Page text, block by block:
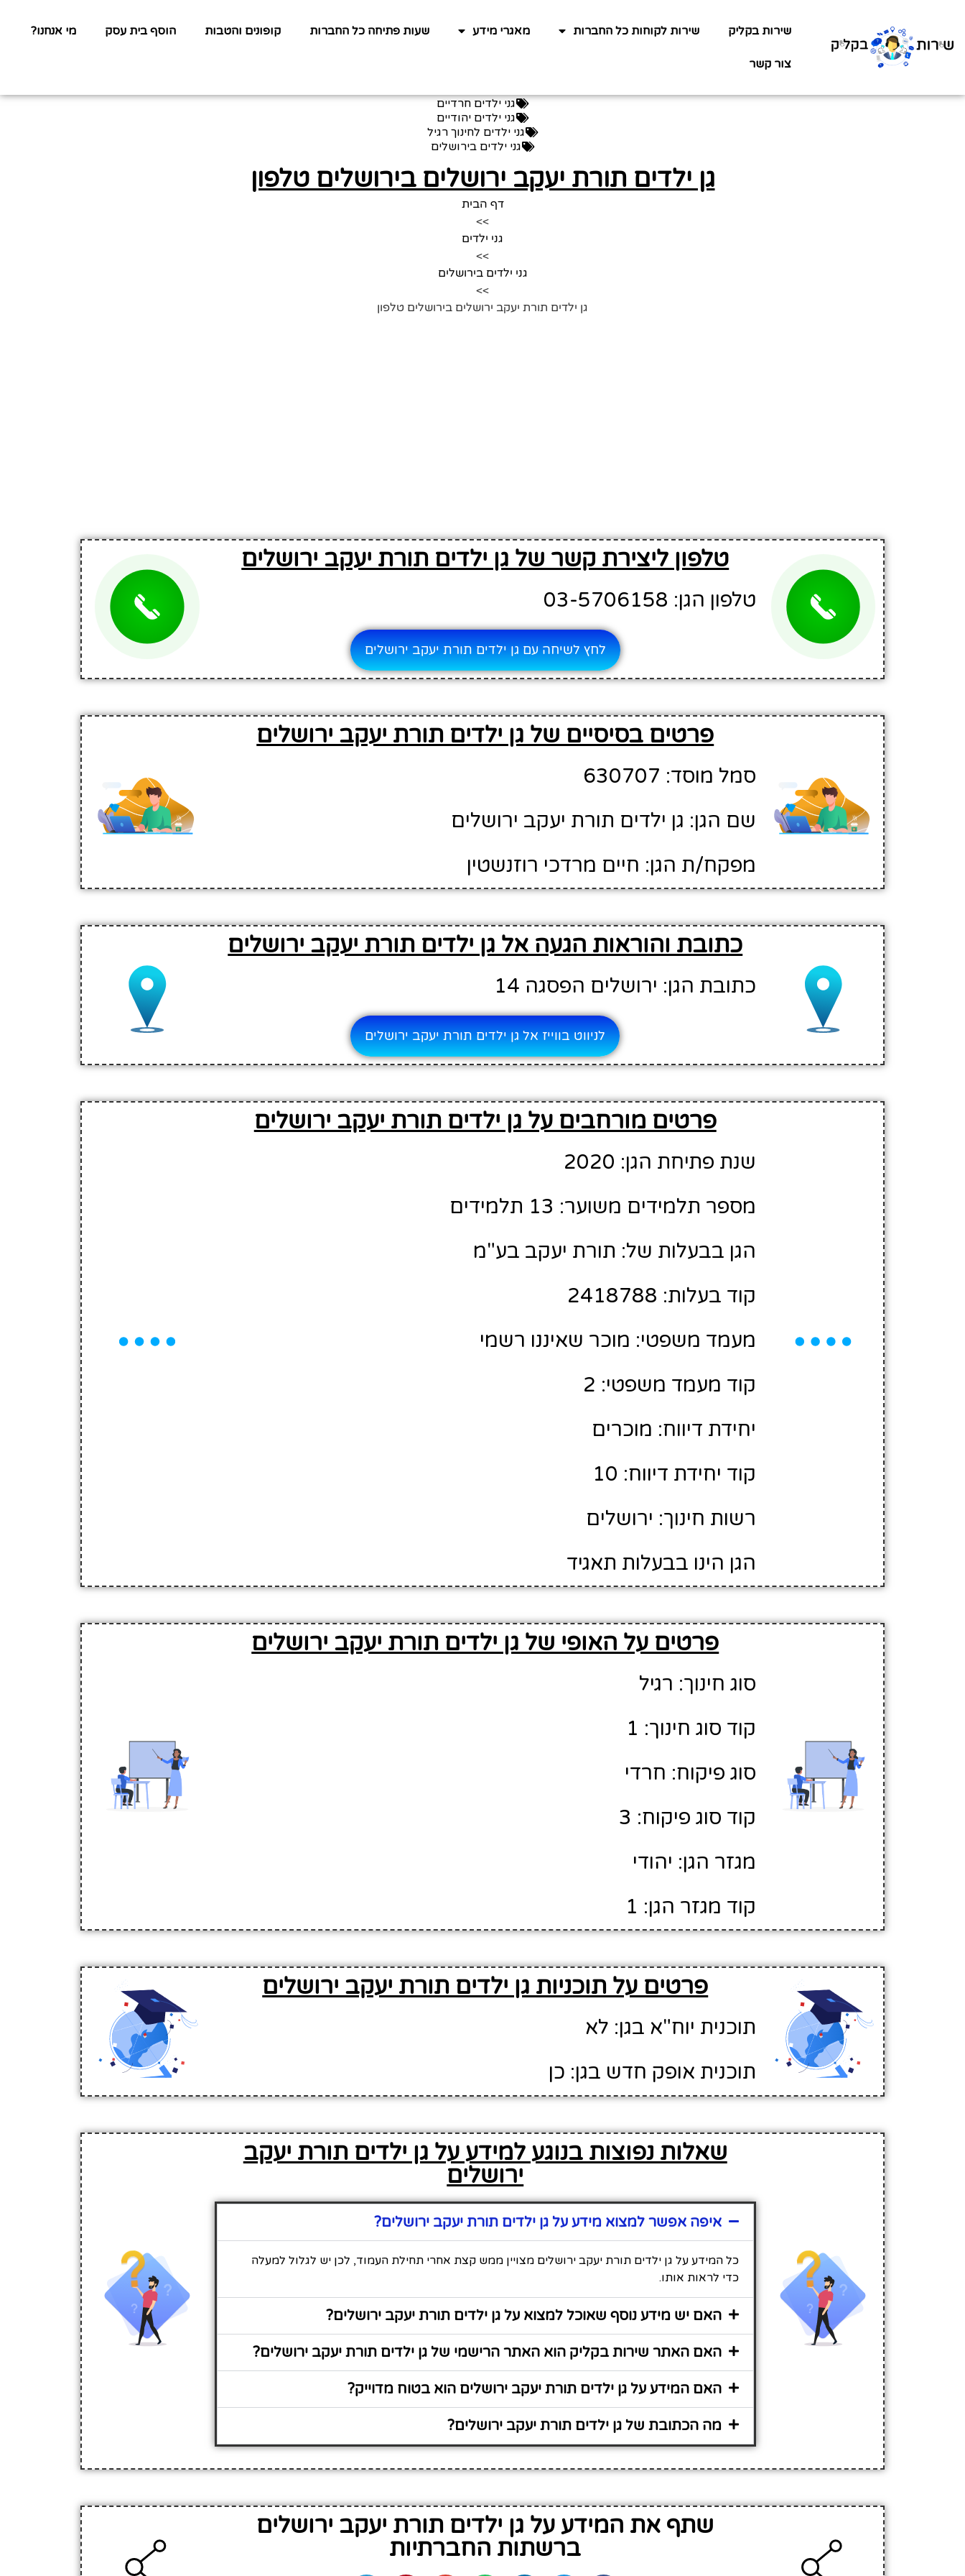
שירות בקליק שירות לקוחות כל החברות מאגרי מידע שעות פתיחה כל החברות קופונים והטבות הוסף בית עסק מי אנחנו?
צור קשר
גני ילדים חרדיים
גני ילדים יהודיים
גני ילדים לחינוך רגיל
גני ילדים בירושלים
גן ילדים תורת יעקב ירושלים בירושלים טלפון
דף הבית
>>
גני ילדים
>>
גני ילדים בירושלים
>>
גן ילדים תורת יעקב ירושלים בירושלים טלפון
טלפון ליצירת קשר של גן ילדים תורת יעקב ירושלים
טלפון הגן: 03-5706158
לחץ לשיחה עם גן ילדים תורת יעקב ירושלים
פרטים בסיסיים של גן ילדים תורת יעקב ירושלים
סמל מוסד: 630707
שם הגן: גן ילדים תורת יעקב ירושלים
מפקח/ת הגן: חיים מרדכי רוזנשטין
כתובת והוראות הגעה אל גן ילדים תורת יעקב ירושלים
כתובת הגן: ירושלים הפסגה 14
לניווט בווייז אל גן ילדים תורת יעקב ירושלים
פרטים מורחבים על גן ילדים תורת יעקב ירושלים
שנת פתיחת הגן: 2020
מספר תלמידים משוער: 13 תלמידים
הגן בבעלות של: תורת יעקב בע"מ
קוד בעלות: 2418788
מעמד משפטי: מוכר שאיננו רשמי
קוד מעמד משפטי: 2
יחידת דיווח: מוכרים
קוד יחידת דיווח: 10
רשות חינוך: ירושלים
הגן הינו בבעלות תאגיד
פרטים על האופי של גן ילדים תורת יעקב ירושלים
סוג חינוך: רגיל
קוד סוג חינוך: 1
סוג פיקוח: חרדי
קוד סוג פיקוח: 3
מגזר הגן: יהודי
קוד מגזר הגן: 1
פרטים על תוכניות גן ילדים תורת יעקב ירושלים
תוכנית יוח"א בגן: לא
תוכנית אופק חדש בגן: כן
שאלות נפוצות בנוגע למידע על גן ילדים תורת יעקב
ירושלים
איפה אפשר למצוא מידע על גן ילדים תורת יעקב ירושלים?
כל המידע על גן ילדים תורת יעקב ירושלים מצויין ממש קצת אחרי תחילת העמוד, לכן יש לגלול למעלה
כדי לראות אותו.
האם יש מידע נוסף שאוכל למצוא על גן ילדים תורת יעקב ירושלים?
האם האתר שירות בקליק הוא האתר הרישמי של גן ילדים תורת יעקב ירושלים?
האם המידע על גן ילדים תורת יעקב ירושלים הוא בטוח מדוייק?
מה הכתובת של גן ילדים תורת יעקב ירושלים?
שתף את המידע על גן ילדים תורת יעקב ירושלים
ברשתות החברתיות